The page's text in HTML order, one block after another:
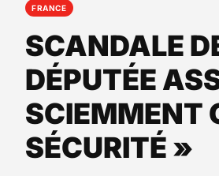
FRANCE
SCANDALE
DÉPUTÉE
SCIEMMENT
SÉCURITÉ »